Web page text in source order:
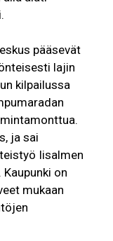
pääsevät
lajin
kilpailussa
ja sai
Iisalmen
on
mukaan